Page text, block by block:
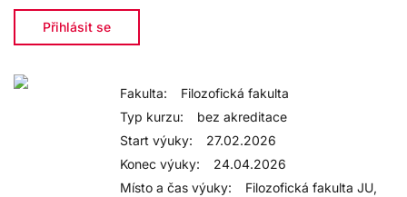
Přihlásit se
Fakulta:
Filozofická fakulta
Typ kurzu:
bez akreditace
Start výuky:
27.02.2026
Konec výuky:
24.04.2026
Místo a čas výuky:
Filozofická fakulta JU,